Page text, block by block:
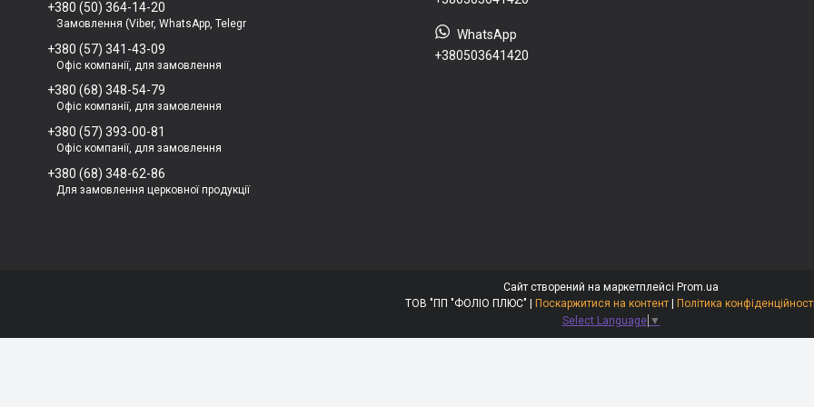
+380 (50) 364-14-20
Замовлення (Viber, WhatsApp, Telegr
+380 (57) 341-43-09
Офіс компанії, для замовлення
+380 (68) 348-54-79
Офіс компанії, для замовлення
+380 (57) 393-00-81
Офіс компанії, для замовлення
+380 (68) 348-62-86
Для замовлення церковної продукції
+380503641420
Сайт створений на маркетплейсі Prom.ua
Поскаржитися на контент
Політика
Select Language ▼